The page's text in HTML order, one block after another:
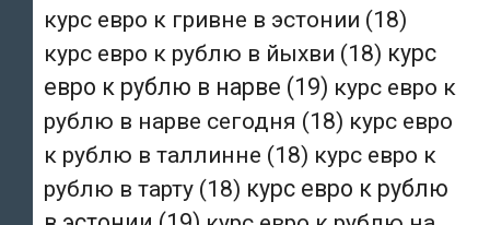
курс евро к гривне в эстонии (18)
курс евро к рублю в йыхви (18) курс
евро к рублю в нарве (19) курс евро к
рублю в нарве сегодня (18) курс евро
к рублю в таллинне (18) курс евро к
рублю в тарту (18) курс евро к рублю